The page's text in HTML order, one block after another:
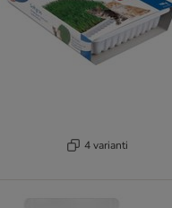
4 varianti